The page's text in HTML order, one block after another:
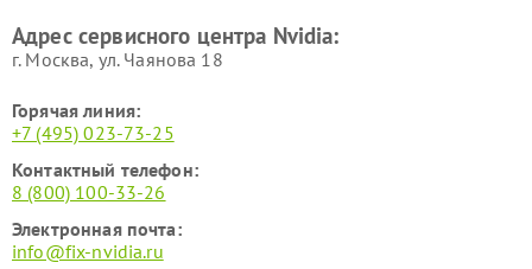
Адрес сервисного центра Nvidia:
г. Москва, ул. Чаянова 18
Горячая линия:
+7 (495) 023-73-25
Контактный телефон:
8 (800) 100-33-26
Электронная почта:
info@fix-nvidia.ru